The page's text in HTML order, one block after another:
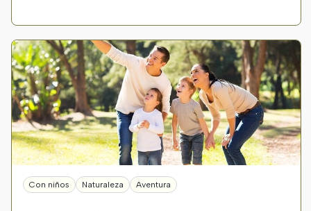
Con niños Naturaleza Aventura